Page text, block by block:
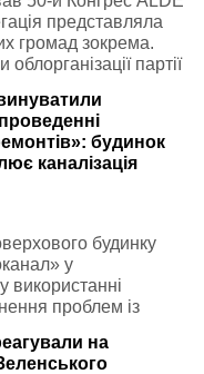
представляла
громад зокрема.
партії
обласної ради
будинок
каналізація
будинку
у
використанні
проблем із
підвал
на